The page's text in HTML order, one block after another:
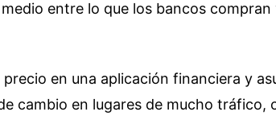
entre lo que los bancos compran
en una aplicación financiera y
cambio en lugares de mucho tráfico,